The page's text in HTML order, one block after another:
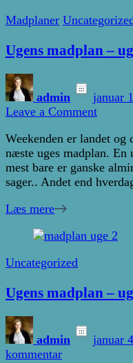
Madplaner
Ugens madplan –
admin januar
Leave a Commenton
–
uge
3
Weekenden er landet
næste uges madplan. En
mest bare er ganske
sager.. Andet end
Læs mere
Uncategorized
Ugens madplan –
admin januar
kommentartil